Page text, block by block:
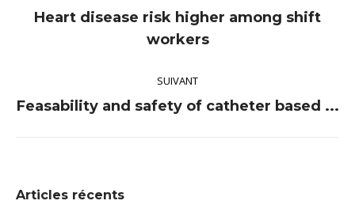
Article
précédent
Heart disease risk higher among shift
workers
SUIVANT
Article
Feasability and safety of catheter based ...
Articles récents